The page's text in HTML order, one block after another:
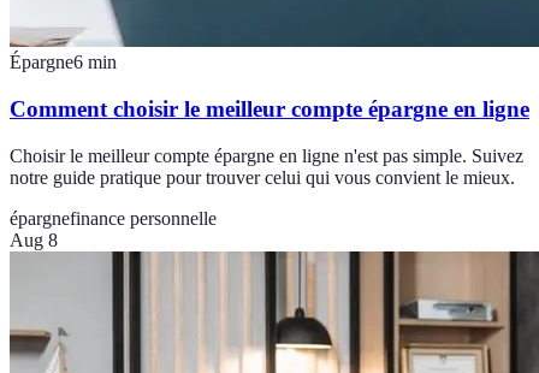
Épargne6 min
Comment choisir le meilleur compte épargne en ligne
Choisir le meilleur compte épargne en ligne n'est pas simple. Suivez
notre guide pratique pour trouver celui qui vous convient le mieux.
épargnefinance personnelle
Aug 8